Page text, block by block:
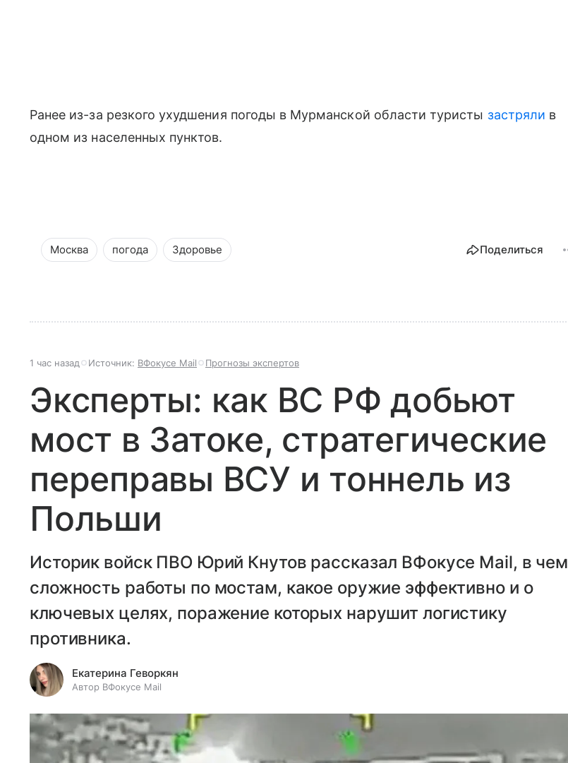
Ранее из-за резкого ухудшения погоды в Мурманской области туристы застряли в
одном из населенных пунктов.
Москва погода Здоровье Поделиться
1 час назад Источник: ВФокусе Mail Прогнозы экспертов
Эксперты: как ВС РФ добьют
мост в Затоке, стратегические
переправы ВСУ и тоннель из
Польши
Историк войск ПВО Юрий Кнутов рассказал ВФокусе Mail, в чем
сложность работы по мостам, какое оружие эффективно и о
ключевых целях, поражение которых нарушит логистику
противника.
Екатерина Геворкян
Автор ВФокусе Mail